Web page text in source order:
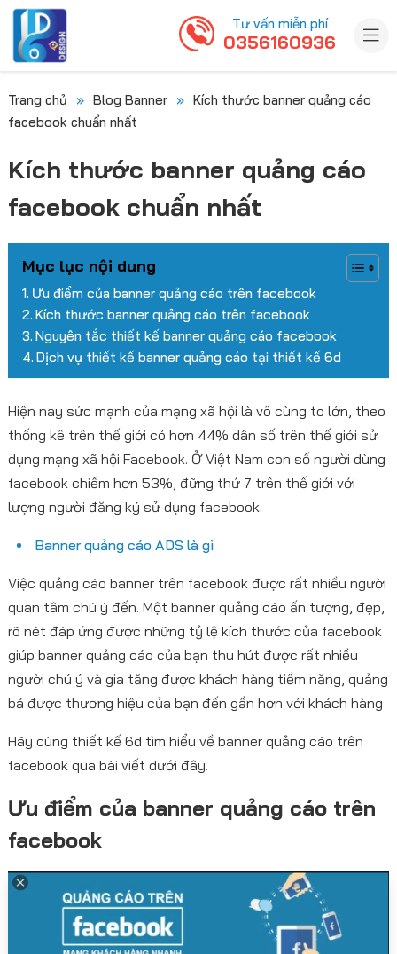
Tư vấn miễn phí
0356160936
Trang chủ » Blog Banner » Kích thước banner quảng cáo
facebook chuẩn nhất
Kích thước banner quảng cáo
facebook chuẩn nhất
Mục lục nội dung
Ưu điểm của banner quảng cáo trên facebook
Kích thước banner quảng cáo trên facebook
Nguyên tắc thiết kế banner quảng cáo facebook
Dịch vụ thiết kế banner quảng cáo tại thiết kế 6d
Hiện nay sức mạnh của mạng xã hội là vô cùng to lớn, theo
thống kê trên thế giới có hơn 44% dân số trên thế giới sử
dụng mạng xã hội Facebook. Ở Việt Nam con số người dùng
facebook chiếm hơn 53%, đững thứ 7 trên thế giới với
lượng người đăng ký sử dụng facebook.
Banner quảng cáo ADS là gì
Việc quảng cáo banner trên facebook được rất nhiều người
quan tâm chú ý đến. Một banner quảng cáo ấn tượng, đẹp,
rõ nét đáp ứng được những tỷ lệ kích thước của facebook
giúp banner quảng cáo của bạn thu hút được rất nhiều
người chú ý và gia tăng được khách hàng tiềm năng, quảng
bá được thương hiệu của bạn đến gần hơn với khách hàng
Hãy cùng thiết kế 6d tìm hiểu về banner quảng cáo trên
facebook qua bài viết dưới đây.
Ưu điểm của banner quảng cáo trên
facebook